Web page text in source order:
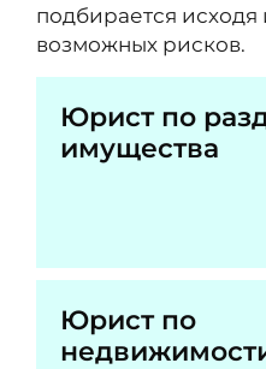
подбирается исходя
возможных рисков.
Юрист по
имущества
Юрист по